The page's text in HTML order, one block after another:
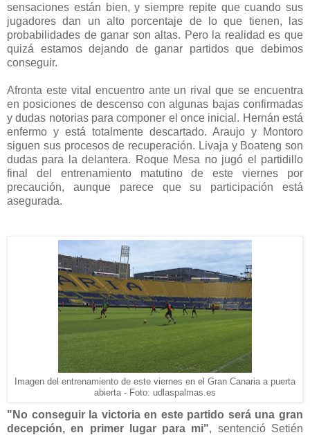
sensaciones están bien, y siempre repite que cuando sus
jugadores dan un alto porcentaje de lo que tienen, las
probabilidades de ganar son altas. Pero la realidad es que
quizá estamos dejando de ganar partidos que debimos
conseguir.
Afronta este vital encuentro ante un rival que se encuentra
en posiciones de descenso con algunas bajas confirmadas
y dudas notorias para componer el once inicial. Hernán está
enfermo y está totalmente descartado. Araujo y Montoro
siguen sus procesos de recuperación. Livaja y Boateng son
dudas para la delantera. Roque Mesa no jugó el partidillo
final del entrenamiento matutino de este viernes por
precaución, aunque parece que su participación está
asegurada.
Imagen del entrenamiento de este viernes en el Gran Canaria a puerta
abierta - Foto: udlaspalmas.es
"No conseguir la victoria en este partido será una gran
decepción, en primer lugar para mi", sentenció Setién